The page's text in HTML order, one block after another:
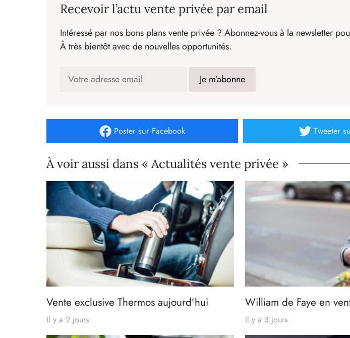
Recevoir l’actu vente privée par email
Intéressé par nos bons plans vente privée ? Abonnez-vous à la newsletter
À très bientôt avec de nouvelles opportunités.
Poster sur Facebook Tweeter
À voir aussi dans « Actualités vente privée »
Vente exclusive Thermos aujourd’hui
Il y a 2 jours
William de Faye en
Il y a 3 jours